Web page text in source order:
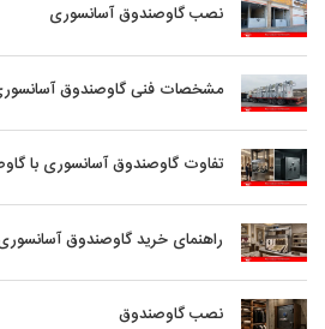
نصب گاوصندوق آسانسوری
مشخصات فنی گاوصندوق
تفاوت گاوصندوق آسانسوری با
راهنمای خرید گاوصندوق
نصب گاوصندوق